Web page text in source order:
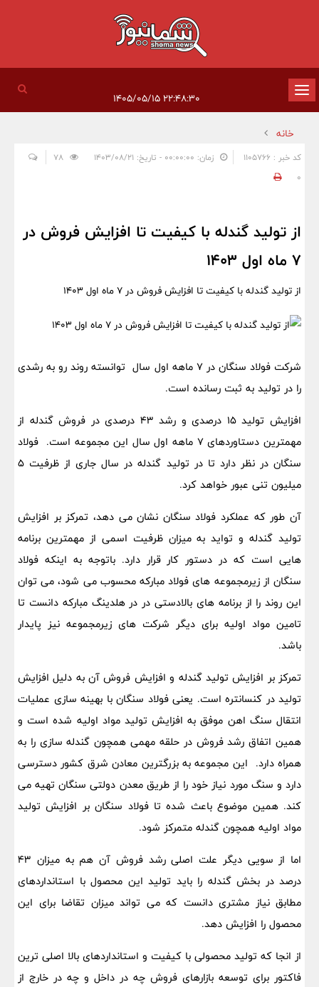
تغییر
وضعیت
ناوبری
خانه
کد خبر : 1105766 زمان: ۰۰:۰۰:۰۰ - تاریخ: ۱۴۰۳/۰۸/۲۱
0
از تولید گندله با کیفیت تا افزایش فروش در
7 ماه اول 1403
از تولید گندله با کیفیت تا افزایش فروش در 7 ماه اول 1403
شرکت فولاد سنگان در 7 ماهه اول سال توانسته روند رو به رشدی
را در تولید به ثبت رسانده است.
افزایش تولید 15 درصدی و رشد 43 درصدی در فروش گندله از
مهمترین دستاوردهای 7 ماهه اول سال این مجموعه است. فولاد
سنگان در نظر دارد تا در تولید گندله در سال جاری از ظرفیت 5
میلیون تنی عبور خواهد کرد.
آن طور که عملکرد فولاد سنگان نشان می دهد، تمرکز بر افزایش
تولید گندله و تواید به میزان ظرفیت اسمی از مهمترین برنامه
هایی است که در دستور کار قرار دارد. باتوجه به اینکه فولاد
سنگان از زیرمجموعه های فولاد مبارکه محسوب می شود، می توان
این روند را از برنامه های بالادستی در در هلدینگ مبارکه دانست تا
تامین مواد اولیه برای دیگر شرکت های زیرمجموعه نیز پایدار
باشد.
تمرکز بر افزایش تولید گندله و افزایش فروش آن به دلیل افزایش
تولید در کنسانتره است. یعنی فولاد سنگان با بهینه سازی عملیات
انتقال سنگ اهن موفق به افزایش تولید مواد اولیه شده است و
همین اتفاق رشد فروش در حلقه مهمی همچون گندله سازی را به
همراه دارد. این مجموعه به بزرگترین معادن شرق کشور دسترسی
دارد و سنگ مورد نیاز خود را از طریق معدن دولتی سنگان تهیه می
کند. همین موضوع باعث شده تا فولاد سنگان بر افزایش تولید
مواد اولیه همچون گندله متمرکز شود.
اما از سویی دیگر علت اصلی رشد فروش آن هم به میزان 43
درصد در بخش گندله را باید تولید این محصول با استانداردهای
مطابق نیاز مشتری دانست که می تواند میزان تقاضا برای این
محصول را افزایش دهد.
از انجا که تولید محصولی با کیفیت و استانداردهای بالا اصلی ترین
فاکتور برای توسعه بازارهای فروش چه در داخل و چه در خارج از